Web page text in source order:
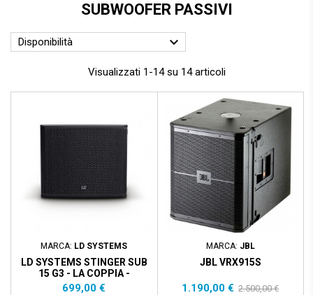
SUBWOOFER PASSIVI
Disponibilità 
Visualizzati 1-14 su 14 articoli
MARCA: LD SYSTEMS
LD SYSTEMS STINGER SUB
15 G3 - LA COPPIA -
Prezzo
699,00 €
- 1.310,00 €
Prezzo scontato
MARCA: JBL
JBL VRX915S
Prezzo
1.190,00 € Prezzo
2.500,00 €